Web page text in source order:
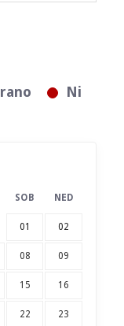
Ni
SOB NED
01 02
08 09
15 16
22 23